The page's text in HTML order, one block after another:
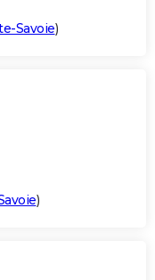
Savoie)
)